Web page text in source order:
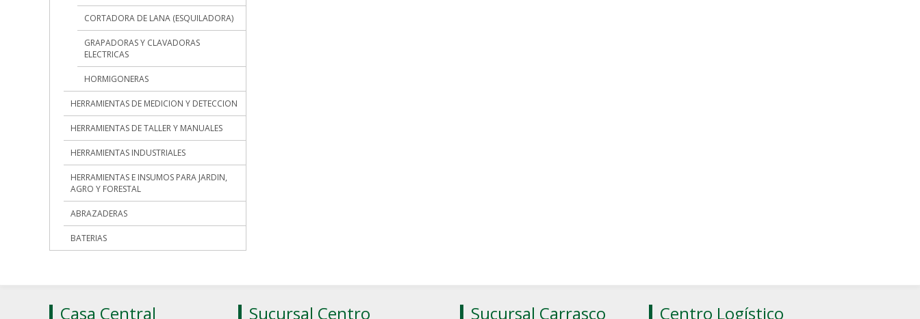
CORTADORA DE LANA (ESQUILADORA)
GRAPADORAS Y CLAVADORAS
ELECTRICAS
HORMIGONERAS
HERRAMIENTAS DE MEDICION Y DETECCION
HERRAMIENTAS DE TALLER Y MANUALES
HERRAMIENTAS INDUSTRIALES
HERRAMIENTAS E INSUMOS PARA JARDIN,
AGRO Y FORESTAL
ABRAZADERAS
BATERIAS
Casa Central Sucursal Centro Sucursal Carrasco Centro Logístico